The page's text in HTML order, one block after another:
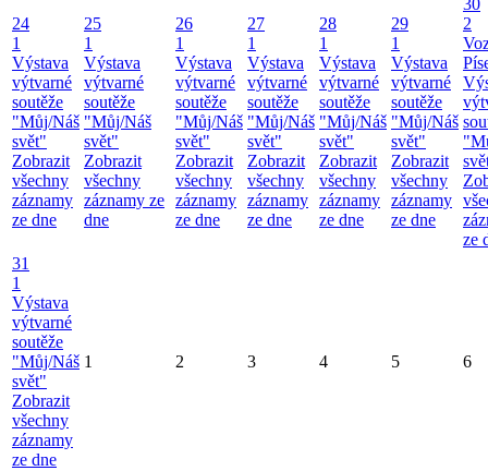
24
1
Výstava
výtvarné
soutěže
"Můj/Náš
svět"
Zobrazit
všechny
záznamy
ze dne
25
1
Výstava
výtvarné
soutěže
"Můj/Náš
svět"
Zobrazit
všechny
záznamy ze
dne
26
1
Výstava
výtvarné
soutěže
"Můj/Náš
svět"
Zobrazit
všechny
záznamy
ze dne
27
1
Výstava
výtvarné
soutěže
"Můj/Náš
svět"
Zobrazit
všechny
záznamy
ze dne
28
1
Výstava
výtvarné
soutěže
"Můj/Náš
svět"
Zobrazit
všechny
záznamy
ze dne
29
1
Výstava
výtvarné
soutěže
"Můj/Náš
svět"
Zobrazit
všechny
záznamy
ze dne
30
2
ze
31
1
Výstava
výtvarné
soutěže
"Můj/Náš
svět"
Zobrazit
všechny
záznamy
ze dne
1 2 3 4 5 6